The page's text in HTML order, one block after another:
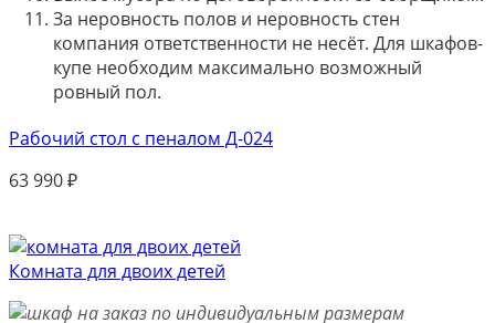
За неровность полов и неровность стен
компания ответственности не несёт. Для шкафов-
купе необходим максимально возможный
ровный пол.
Рабочий стол с пеналом Д-024
63 990₽
Комната для двоих детей